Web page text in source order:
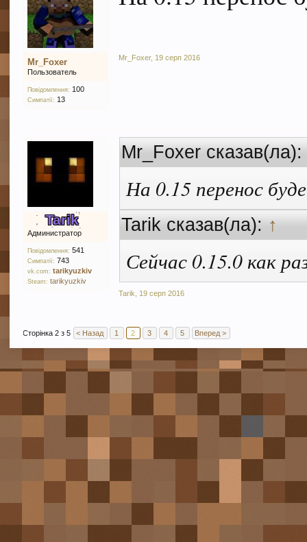
Mr_Foxer
Пользователь
Повідомлення: 100
Симпатії: 13
Mr_Foxer, 19 серп 2016
Tarik
Администратор
Повідомлення: 541
Симпатії: 743
vk.com: tarikyuzkiv
Steam: tarikyuzkiv
Mr_Foxer
На 0.15 перенос
Tarik сказав(ла):↑
Сейчас 0.15.0 как
Tarik 19 серп 2016
Сторінка 2 з 5 < Назад 1 2 3 4 5 Вперед >